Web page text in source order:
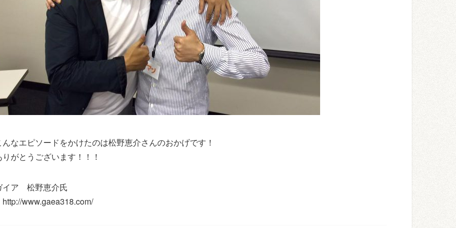
んなエピソードをかけたのは松野恵介さんのおかげです！
りがとうございます！！！
イア 松野恵介氏
www.gaea318.com/